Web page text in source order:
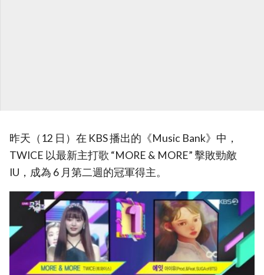
昨天（12 日）在 KBS 播出的《Music Bank》中，
TWICE 以最新主打歌 “MORE & MORE” 擊敗勁敵
IU，成為 6 月第二週的冠軍得主。